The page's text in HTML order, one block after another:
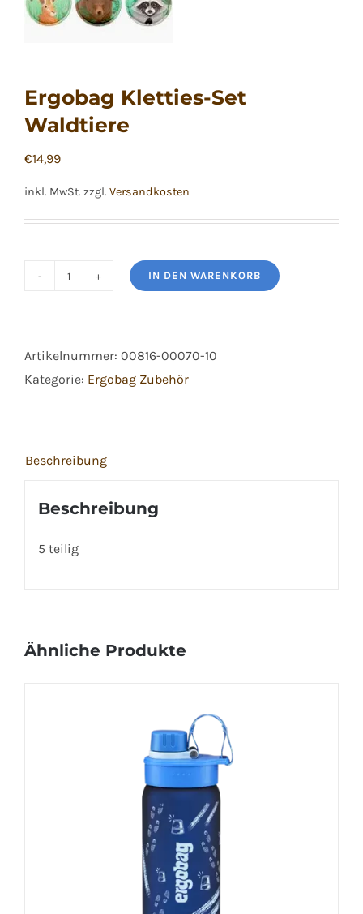
Ergobag Kletties-Set
Waldtiere
€14,99
inkl. MwSt. zzgl. Versandkosten
Waldtiere
Menge
IN DEN WARENKORB
Artikelnummer: 00816-00070-10
Kategorie: Ergobag Zubehör
Beschreibung
Beschreibung
5 teilig
Ähnliche Produkte